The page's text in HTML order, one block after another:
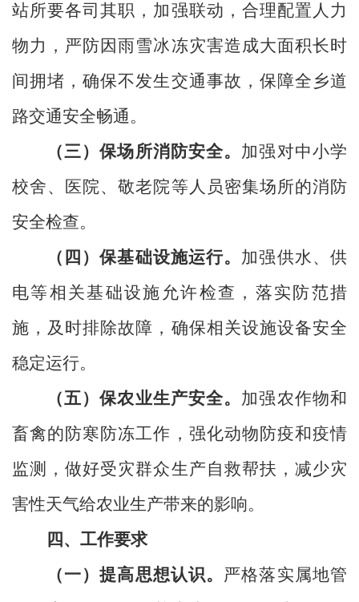
站所要各司其职，加强联动，合理配置人力
物力，严防因雨雪冰冻灾害造成大面积长时
间拥堵，确保不发生交通事故，保障全乡道
路交通安全畅通。
（三）保场所消防安全。 加强对中小学
校舍、医院、敬老院等人员密集场所的消防
安全检查。
（四）保基础设施运行。 加强供水、供
电等相关基础设施允许检查，落实防范措
施，及时排除故障，确保相关设施设备安全
稳定运行。
（五）保农业生产安全。 加强农作物和
畜禽的防寒防冻工作，强化动物防疫和疫情
监测，做好受灾群众生产自救帮扶，减少灾
害性天气给农业生产带来的影响。
四、工作要求
（一）提高思想认识。 严格落实属地管